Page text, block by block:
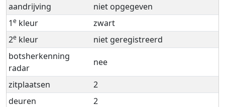
aandrijving
niet opgegeven
1e kleur
zwart
2e kleur
niet geregistreerd
botsherkenning
radar
nee
zitplaatsen
2
deuren
2